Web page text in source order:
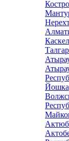
Талгар